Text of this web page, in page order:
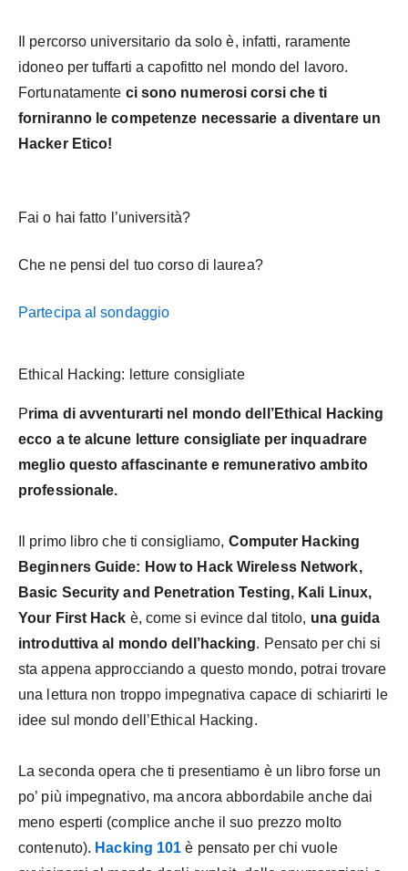
Il percorso universitario da solo è, infatti, raramente
idoneo per tuffarti a capofitto nel mondo del lavoro.
Fortunatamente ci sono numerosi corsi che ti
forniranno le competenze necessarie a diventare un
Hacker Etico!
Fai o hai fatto l’università?
Che ne pensi del tuo corso di laurea?
Partecipa al sondaggio
Ethical Hacking: letture consigliate
Prima di avventurarti nel mondo dell’Ethical Hacking
ecco a te alcune letture consigliate per inquadrare
meglio questo affascinante e remunerativo ambito
professionale.
Il primo libro che ti consigliamo, Computer Hacking
Beginners Guide: How to Hack Wireless Network,
Basic Security and Penetration Testing, Kali Linux,
Your First Hack è, come si evince dal titolo, una guida
introduttiva al mondo dell’hacking. Pensato per chi si
sta appena approcciando a questo mondo, potrai trovare
una lettura non troppo impegnativa capace di schiarirti le
idee sul mondo dell’Ethical Hacking.
La seconda opera che ti presentiamo è un libro forse un
po’ più impegnativo, ma ancora abbordabile anche dai
meno esperti (complice anche il suo prezzo molto
contenuto). Hacking 101 è pensato per chi vuole